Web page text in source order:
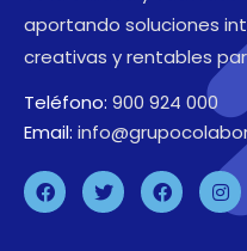
aportando soluciones
creativas y rentables
Teléfono: 900 924 000
Email: